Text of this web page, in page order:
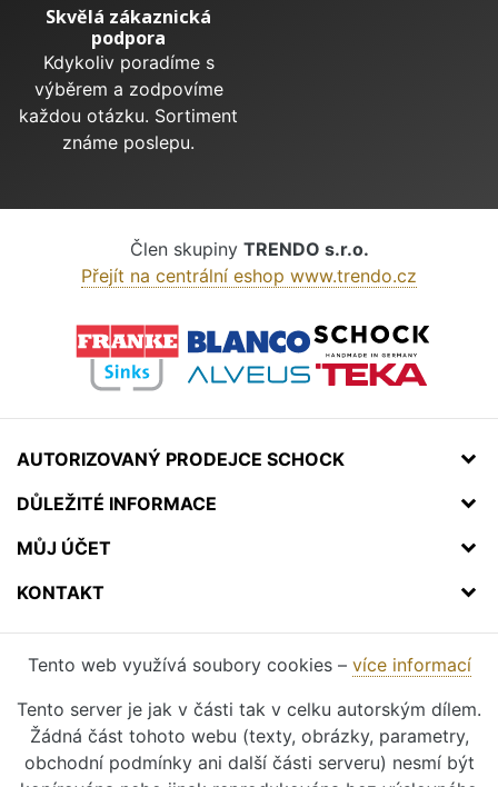
Skvělá zákaznická
podpora
Kdykoliv poradíme s
výběrem a zodpovíme
každou otázku. Sortiment
známe poslepu.
Člen skupiny TRENDO s.r.o.
Přejít na centrální eshop www.trendo.cz
AUTORIZOVANÝ PRODEJCE SCHOCK
DŮLEŽITÉ INFORMACE
MŮJ ÚČET
KONTAKT
Tento web využívá soubory cookies – více informací
Tento server je jak v části tak v celku autorským dílem.
Žádná část tohoto webu (texty, obrázky, parametry,
obchodní podmínky ani další části serveru) nesmí být